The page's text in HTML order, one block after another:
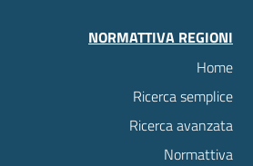
NORMATTIVA REGIONI
Home
Ricerca semplice
Ricerca avanzata
Normattiva